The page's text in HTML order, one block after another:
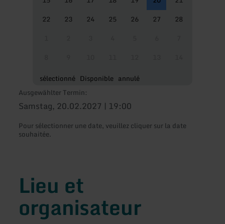
22
23 24 25 26 27
28
sélectionné Disponible annulé
Ausgewählter Termin:
Samstag, 20.02.2027 | 19:00
Pour sélectionner une date, veuillez cliquer sur la date
souhaitée.
Lieu et
organisateur